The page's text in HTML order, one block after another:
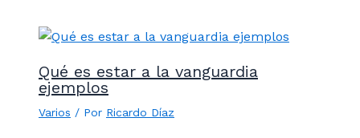
Qué es estar a la vanguardia
ejemplos
Varios / Por Ricardo Díaz